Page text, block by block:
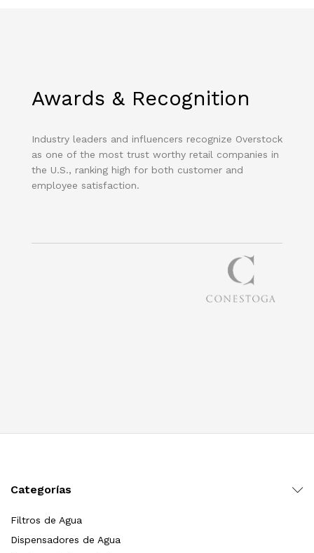
Awards & Recognition
Industry leaders and influencers recognize Overstock
as one of the most trust worthy retail companies in
the U.S., ranking high for both customer and
employee satisfaction.
Categorías
Filtros de Agua
Dispensadores de Agua